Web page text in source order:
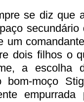
se diz que
um
dois filhos o
a escolha
bom-moço